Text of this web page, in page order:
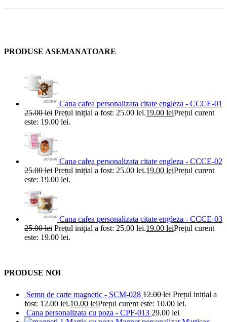
PRODUSE ASEMANATOARE
Cana cafea personalizata citate engleza - CCCE-01
25.00lei Prețul inițial a fost: 25.00 lei.19.00 leiPrețul curent
este: 19.00 lei.
Cana cafea personalizata citate engleza - CCCE-02
25.00lei Prețul inițial a fost: 25.00 lei.19.00 leiPrețul curent
este: 19.00 lei.
Cana cafea personalizata citate engleza - CCCE-03
25.00lei Prețul inițial a fost: 25.00 lei.19.00 leiPrețul curent
este: 19.00 lei.
PRODUSE NOI
Semn de carte magnetic - SCM-028 12.00lei Prețul inițial a
fost: 12.00 lei.10.00 leiPrețul curent este: 10.00 lei.
Cana personalizata cu poza - CPF-013 29.00 lei